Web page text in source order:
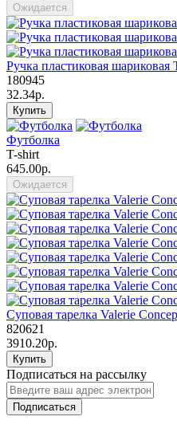
Ожидается
Ручка пластиковая
180945
32.34р.
Купить
Футболка
T-shirt
645.00р.
Ожидается
Суповая тарелка Valerie
820621
3910.20р.
Купить
Подписаться на рассылку
Подписаться